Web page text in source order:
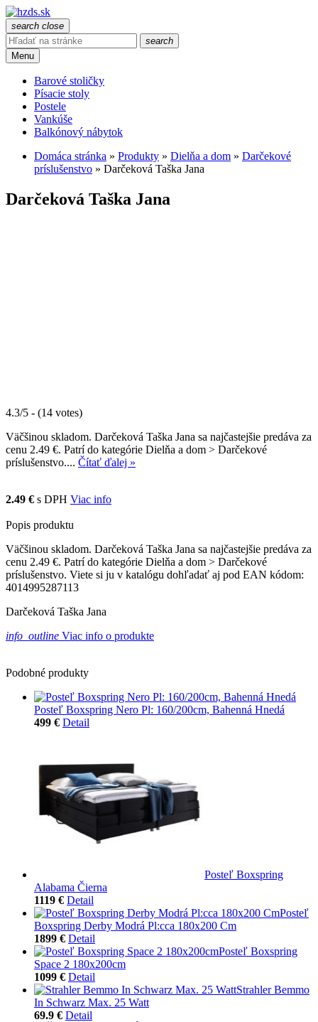
search close
search
Menu
Barové stoličky
Písacie stoly
Postele
Vankúše
Balkónový nábytok
Domáca stránka » Produkty » Dielňa a dom » Darčekové
príslušenstvo » Darčeková Taška Jana
Darčeková Taška Jana
4.3/5 - (14 votes)
Väčšinou skladom. Darčeková Taška Jana sa najčastejšie predáva za
cenu 2.49 €. Patrí do kategórie Dielňa a dom > Darčekové
príslušenstvo.... Čítať ďalej »
2.49 € s DPH Viac info
Popis produktu
Väčšinou skladom. Darčeková Taška Jana sa najčastejšie predáva za
cenu 2.49 €. Patrí do kategórie Dielňa a dom > Darčekové
príslušenstvo. Viete si ju v katalógu dohľadať aj pod EAN kódom:
4014995287113
Darčeková Taška Jana
info_outline Viac info o produkte
Podobné produkty
Posteľ Boxspring Nero Pl: 160/200cm, Bahenná Hnedá
499 € Detail
Posteľ Boxspring
Alabama Čierna
1119 € Detail
Posteľ
Boxspring Derby Modrá Pl:cca 180x200 Cm
1899 € Detail
Posteľ Boxspring
Space 2 180x200cm
1099 € Detail
Strahler Bemmo
In Schwarz Max. 25 Watt
69.9 € Detail